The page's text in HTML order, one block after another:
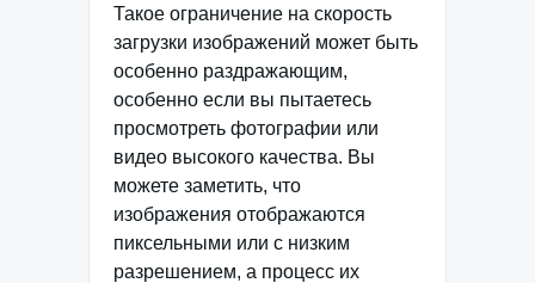
Такое ограничение на скорость
загрузки изображений может быть
особенно раздражающим,
особенно если вы пытаетесь
просмотреть фотографии или
видео высокого качества. Вы
можете заметить, что
изображения отображаются
пиксельными или с низким
разрешением, а процесс их